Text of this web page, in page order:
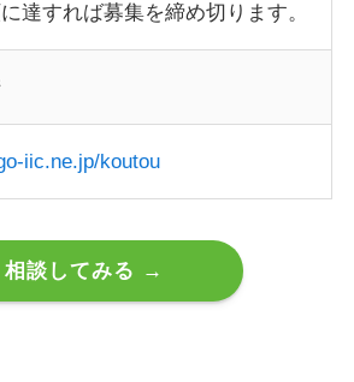
達すれば募集を締め切ります。
iic.ne.jp/koutou
相談してみる →